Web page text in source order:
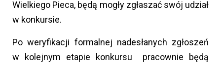
Wielkiego Pieca, będą mogły zgłaszać swój udział
w konkursie.
Po weryfikacji formalnej nadesłanych zgłoszeń
w kolejnym etapie konkursu pracownie będą